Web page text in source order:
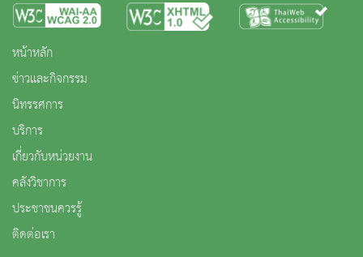
หน้าหลัก
ข่าวและกิจกรรม
นิทรรศการ
บริการ
เกี่ยวกับหน่วยงาน
คลังวิชาการ
ประชาชนควรรู้
ติดต่อเรา